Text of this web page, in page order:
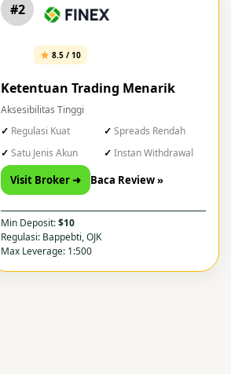
#2
8.5 / 10
Ketentuan Trading Menarik
Aksesibilitas Tinggi
Regulasi Kuat
Spreads Rendah
Satu Jenis Akun
Instan Withdrawal
Visit Broker ➜ Baca Review »
Min Deposit:$10
Regulasi: Bappebti, OJK
Max Leverage: 1:500